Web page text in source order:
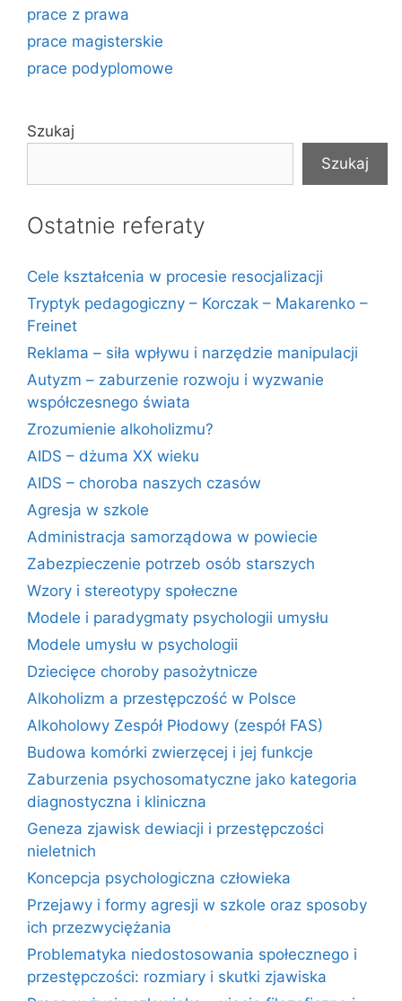
prace z prawa
prace magisterskie
prace podyplomowe
Szukaj
Szukaj
Ostatnie referaty
Cele kształcenia w procesie resocjalizacji
Tryptyk pedagogiczny – Korczak – Makarenko –
Freinet
Reklama – siła wpływu i narzędzie manipulacji
Autyzm – zaburzenie rozwoju i wyzwanie
współczesnego świata
Zrozumienie alkoholizmu?
AIDS – dżuma XX wieku
AIDS – choroba naszych czasów
Agresja w szkole
Administracja samorządowa w powiecie
Zabezpieczenie potrzeb osób starszych
Wzory i stereotypy społeczne
Modele i paradygmaty psychologii umysłu
Modele umysłu w psychologii
Dziecięce choroby pasożytnicze
Alkoholizm a przestępczość w Polsce
Alkoholowy Zespół Płodowy (zespół FAS)
Budowa komórki zwierzęcej i jej funkcje
Zaburzenia psychosomatyczne jako kategoria
diagnostyczna i kliniczna
Geneza zjawisk dewiacji i przestępczości
nieletnich
Koncepcja psychologiczna człowieka
Przejawy i formy agresji w szkole oraz sposoby
ich przezwyciężania
Problematyka niedostosowania społecznego i
przestępczości: rozmiary i skutki zjawiska